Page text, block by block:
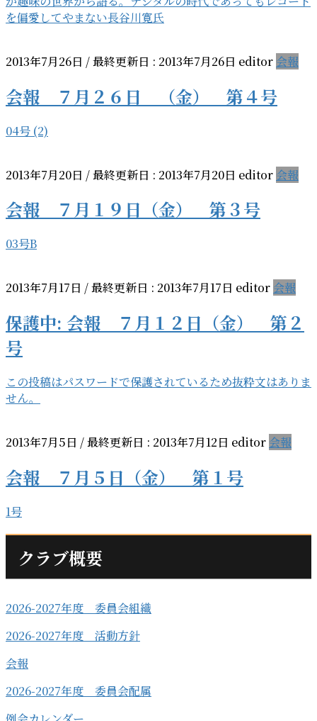
を偏愛してやまない長谷川寛氏
2013年7月26日 / 最終更新日 : 2013年7月26日 editor 会報
会報 ７月２６日 （金） 第４号
04号 (2)
2013年7月20日 / 最終更新日 : 2013年7月20日 editor 会報
会報 ７月１９日（金） 第３号
03号B
2013年7月17日 / 最終更新日 : 2013年7月17日 editor 会報
保護中: 会報 ７月１２日（金） 第２
号
この投稿はパスワードで保護されているため抜粋文はありま
せん。
2013年7月5日 / 最終更新日 : 2013年7月12日 editor 会報
会報 ７月５日（金） 第１号
1号
クラブ概要
2026-2027年度 委員会組織
2026-2027年度 活動方針
会報
2026-2027年度 委員会配属